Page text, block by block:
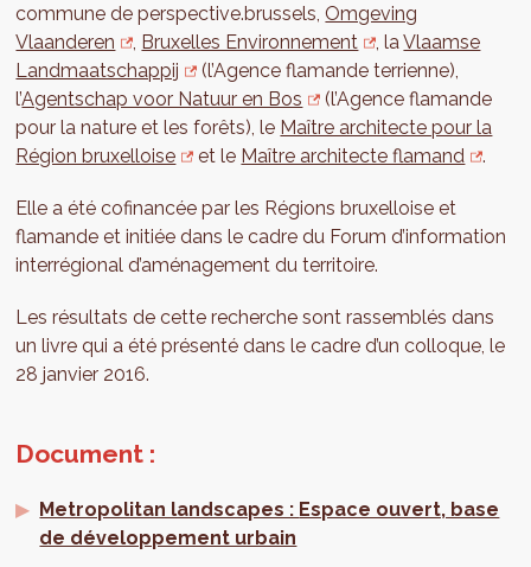
commune de perspective.brussels, Omgeving
Vlaanderen
Bruxelles Environnement , laVlaamse
Landmaatschappij
(l’Agence flamande terrienne),
l’Agentschap voor Natuur en Bos
(l’Agence flamande
pour la nature et les forêts), le Maître architecte pour la
Région bruxelloise
et le Maître architecte flamand .
Elle a été cofinancée par les Régions bruxelloise et
flamande et initiée dans le cadre du Forum d’information
interrégional d’aménagement du territoire.
Les résultats de cette recherche sont rassemblés dans
un livre qui a été présenté dans le cadre d’un colloque, le
28 janvier 2016.
Document :
Metropolitan landscapes : Espace ouvert, base
de développement urbain